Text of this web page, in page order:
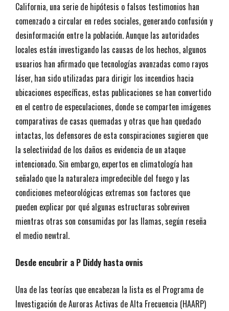
California, una serie de hipótesis o falsos testimonios han
comenzado a circular en redes sociales, generando confusión y
desinformación entre la población. Aunque las autoridades
locales están investigando las causas de los hechos, algunos
usuarios han afirmado que tecnologías avanzadas como rayos
láser, han sido utilizadas para dirigir los incendios hacia
ubicaciones específicas, estas publicaciones se han convertido
en el centro de especulaciones, donde se comparten imágenes
comparativas de casas quemadas y otras que han quedado
intactas, los defensores de esta conspiraciones sugieren que
la selectividad de los daños es evidencia de un ataque
intencionado. Sin embargo, expertos en climatología han
señalado que la naturaleza impredecible del fuego y las
condiciones meteorológicas extremas son factores que
pueden explicar por qué algunas estructuras sobreviven
mientras otras son consumidas por las llamas, según reseña
el medio newtral.
Desde encubrir a P Diddy hasta ovnis
Una de las teorías que encabezan la lista es el Programa de
Investigación de Auroras Activas de Alta Frecuencia (HAARP)